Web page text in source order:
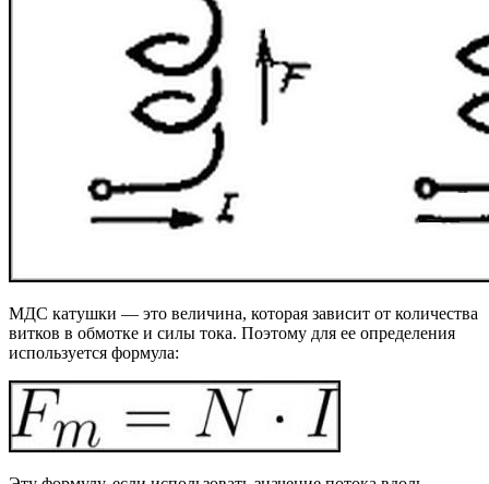
МДС катушки — это величина, которая зависит от количества
витков в обмотке и силы тока. Поэтому для ее определения
используется формула: